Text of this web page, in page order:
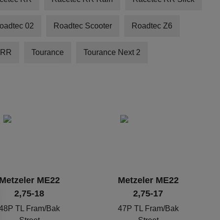
02 Roadtec Scooter Roadtec Z6
Tourance Tourance Next 2
Metzeler ME22
2,75-18
TL Fram/Bak
Metzeler ME22
2,75-17
47P TL Fram/Bak